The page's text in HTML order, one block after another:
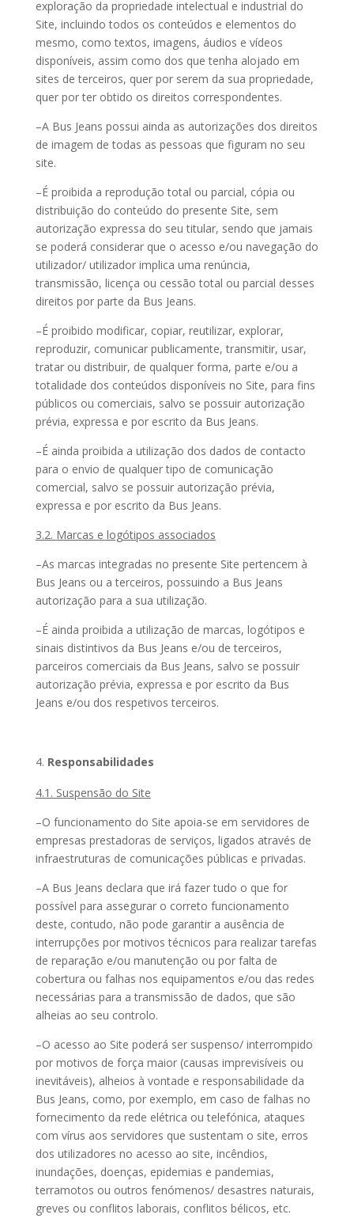
exploração da propriedade intelectual e industrial do
Site, incluindo todos os conteúdos e elementos do
mesmo, como textos, imagens, áudios e vídeos
disponíveis, assim como dos que tenha alojado em
sites de terceiros, quer por serem da sua propriedade,
quer por ter obtido os direitos correspondentes.
–A Bus Jeans possui ainda as autorizações dos direitos
de imagem de todas as pessoas que figuram no seu
site.
–É proibida a reprodução total ou parcial, cópia ou
distribuição do conteúdo do presente Site, sem
autorização expressa do seu titular, sendo que jamais
se poderá considerar que o acesso e/ou navegação do
utilizador/ utilizador implica uma renúncia,
transmissão, licença ou cessão total ou parcial desses
direitos por parte da Bus Jeans.
–É proibido modificar, copiar, reutilizar, explorar,
reproduzir, comunicar publicamente, transmitir, usar,
tratar ou distribuir, de qualquer forma, parte e/ou a
totalidade dos conteúdos disponíveis no Site, para fins
públicos ou comerciais, salvo se possuir autorização
prévia, expressa e por escrito da Bus Jeans.
–É ainda proibida a utilização dos dados de contacto
para o envio de qualquer tipo de comunicação
comercial, salvo se possuir autorização prévia,
expressa e por escrito da Bus Jeans.
3.2. Marcas e logótipos associados
–As marcas integradas no presente Site pertencem à
Bus Jeans ou a terceiros, possuindo a Bus Jeans
autorização para a sua utilização.
–É ainda proibida a utilização de marcas, logótipos e
sinais distintivos da Bus Jeans e/ou de terceiros,
parceiros comerciais da Bus Jeans, salvo se possuir
autorização prévia, expressa e por escrito da Bus
Jeans e/ou dos respetivos terceiros.
Responsabilidades
4.1. Suspensão do Site
–O funcionamento do Site apoia-se em servidores de
empresas prestadoras de serviços, ligados através de
infraestruturas de comunicações públicas e privadas.
–A Bus Jeans declara que irá fazer tudo o que for
possível para assegurar o correto funcionamento
deste, contudo, não pode garantir a ausência de
interrupções por motivos técnicos para realizar tarefas
de reparação e/ou manutenção ou por falta de
cobertura ou falhas nos equipamentos e/ou das redes
necessárias para a transmissão de dados, que são
alheias ao seu controlo.
–O acesso ao Site poderá ser suspenso/ interrompido
por motivos de força maior (causas imprevisíveis ou
inevitáveis), alheios à vontade e responsabilidade da
Bus Jeans, como, por exemplo, em caso de falhas no
fornecimento da rede elétrica ou telefónica, ataques
com vírus aos servidores que sustentam o site, erros
dos utilizadores no acesso ao site, incêndios,
inundações, doenças, epidemias e pandemias,
terramotos ou outros fenómenos/ desastres naturais,
greves ou conflitos laborais, conflitos bélicos, etc.